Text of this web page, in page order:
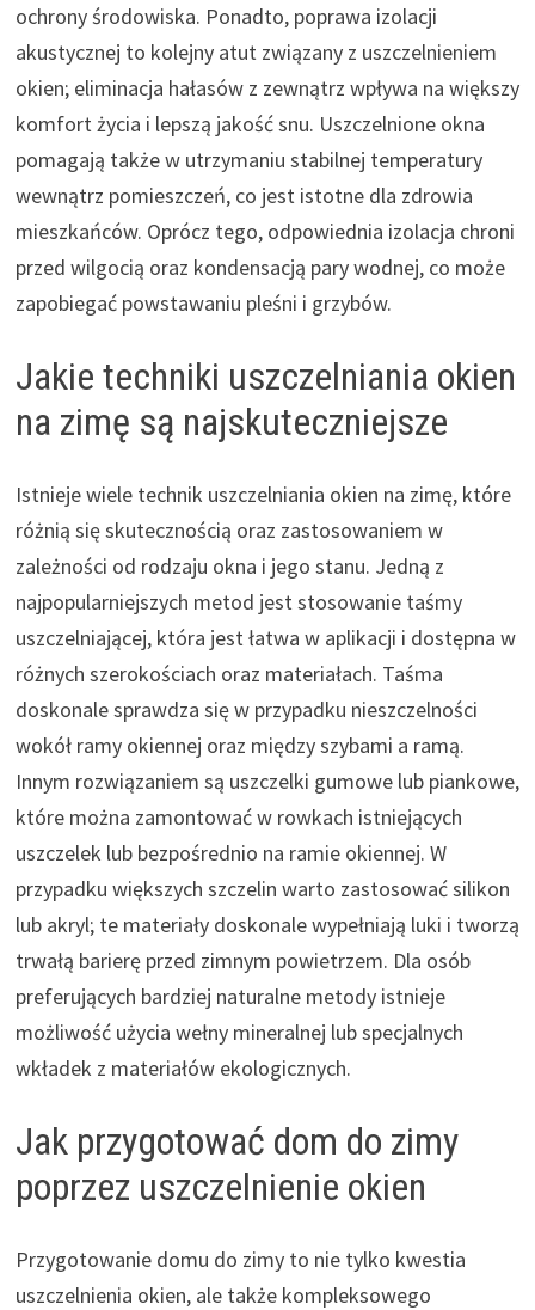
ochrony środowiska. Ponadto, poprawa izolacji
akustycznej to kolejny atut związany z uszczelnieniem
okien; eliminacja hałasów z zewnątrz wpływa na większy
komfort życia i lepszą jakość snu. Uszczelnione okna
pomagają także w utrzymaniu stabilnej temperatury
wewnątrz pomieszczeń, co jest istotne dla zdrowia
mieszkańców. Oprócz tego, odpowiednia izolacja chroni
przed wilgocią oraz kondensacją pary wodnej, co może
zapobiegać powstawaniu pleśni i grzybów.
Jakie techniki uszczelniania okien
na zimę są najskuteczniejsze
Istnieje wiele technik uszczelniania okien na zimę, które
różnią się skutecznością oraz zastosowaniem w
zależności od rodzaju okna i jego stanu. Jedną z
najpopularniejszych metod jest stosowanie taśmy
uszczelniającej, która jest łatwa w aplikacji i dostępna w
różnych szerokościach oraz materiałach. Taśma
doskonale sprawdza się w przypadku nieszczelności
wokół ramy okiennej oraz między szybami a ramą.
Innym rozwiązaniem są uszczelki gumowe lub piankowe,
które można zamontować w rowkach istniejących
uszczelek lub bezpośrednio na ramie okiennej. W
przypadku większych szczelin warto zastosować silikon
lub akryl; te materiały doskonale wypełniają luki i tworzą
trwałą barierę przed zimnym powietrzem. Dla osób
preferujących bardziej naturalne metody istnieje
możliwość użycia wełny mineralnej lub specjalnych
wkładek z materiałów ekologicznych.
Jak przygotować dom do zimy
poprzez uszczelnienie okien
Przygotowanie domu do zimy to nie tylko kwestia
uszczelnienia okien, ale także kompleksowego